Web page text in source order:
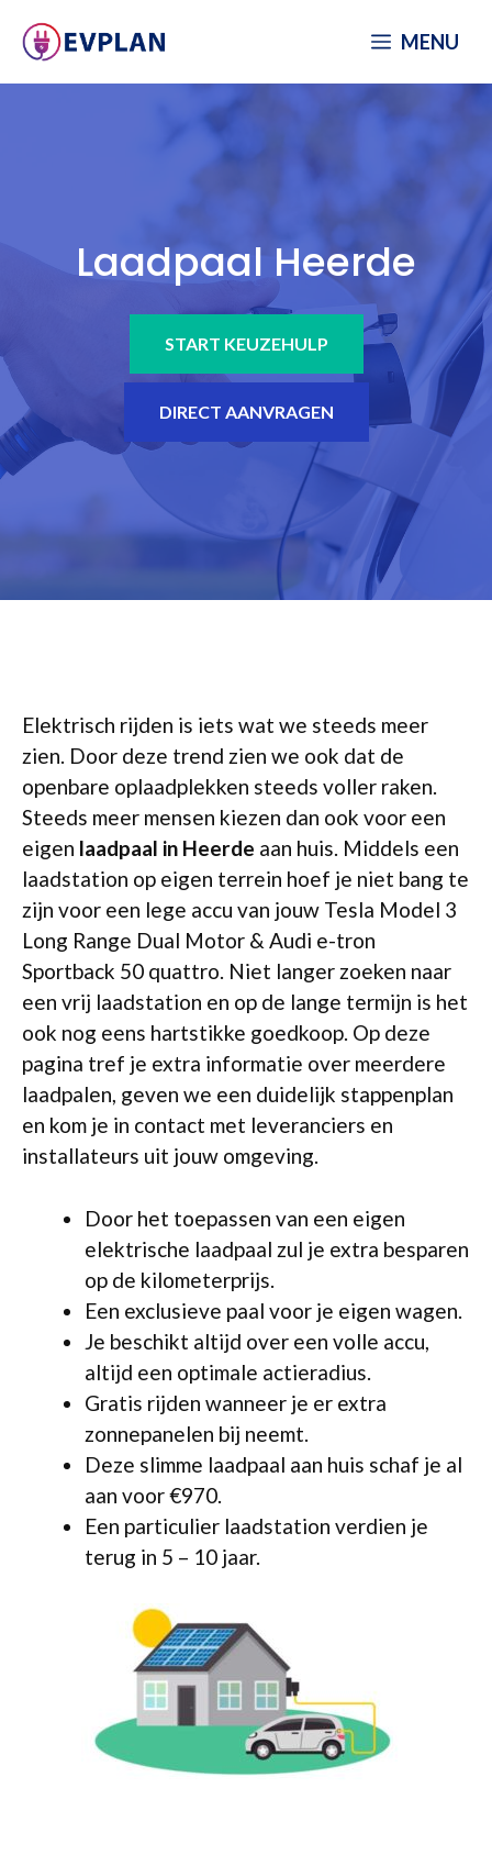
naar
MENU
Laadpaal Heerde
START KEUZEHULP
DIRECT AANVRAGEN
Elektrisch rijden is iets wat we steeds meer
zien. Door deze trend zien we ook dat de
openbare oplaadplekken steeds voller raken.
Steeds meer mensen kiezen dan ook voor een
eigen laadpaal in Heerde aan huis. Middels een
laadstation op eigen terrein hoef je niet bang te
zijn voor een lege accu van jouw Tesla Model 3
Long Range Dual Motor & Audi e-tron
Sportback 50 quattro. Niet langer zoeken naar
een vrij laadstation en op de lange termijn is het
ook nog eens hartstikke goedkoop. Op deze
pagina tref je extra informatie over meerdere
laadpalen, geven we een duidelijk stappenplan
en kom je in contact met leveranciers en
installateurs uit jouw omgeving.
Door het toepassen van een eigen
elektrische laadpaal zul je extra besparen
op de kilometerprijs.
Een exclusieve paal voor je eigen wagen.
Je beschikt altijd over een volle accu,
altijd een optimale actieradius.
Gratis rijden wanneer je er extra
zonnepanelen bij neemt.
Deze slimme laadpaal aan huis schaf je al
aan voor €970.
Een particulier laadstation verdien je
terug in 5 – 10 jaar.